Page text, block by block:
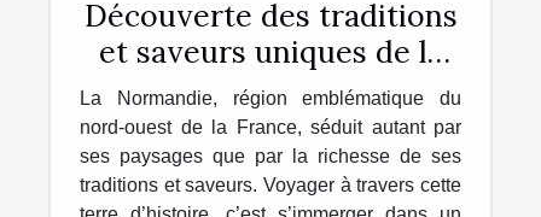
Découverte des traditions
et saveurs uniques de la
Normandie
La Normandie, région emblématique du
nord-ouest de la France, séduit autant par
ses paysages que par la richesse de ses
traditions et saveurs. Voyager à travers cette